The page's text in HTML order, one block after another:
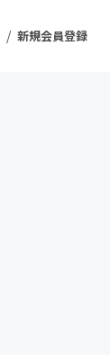
/ 新規会員登録